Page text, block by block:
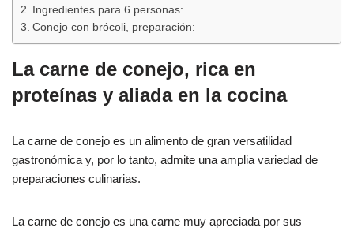
Ingredientes para 6 personas:
Conejo con brócoli, preparación:
La carne de conejo, rica en
proteínas y aliada en la cocina
La carne de conejo es un alimento de gran versatilidad
gastronómica y, por lo tanto, admite una amplia variedad de
preparaciones culinarias.
La carne de conejo es una carne muy apreciada por sus